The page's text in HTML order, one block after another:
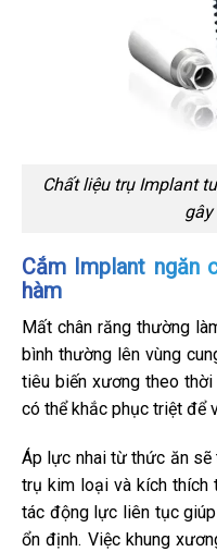
Chất liệu trụ Implant
gây
Cắm Implant ngăn
hàm
Mất chân răng thường
bình thường lên vùng
tiêu biến xương theo
có thể khắc phục triệt để
Áp lực nhai từ thức ăn sẽ
trụ kim loại và kích thích
tác động lực liên tục
ổn định. Việc khung